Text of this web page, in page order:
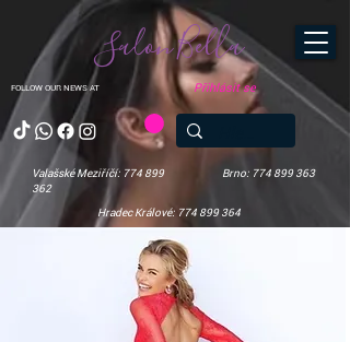
FOLLOW OUR NEWS AT
Salon Bella
Valašské Meziříčí: 774 899
362
Brno: 774 899 363
Hradec Králové: 774 899 364
Přihlásit se